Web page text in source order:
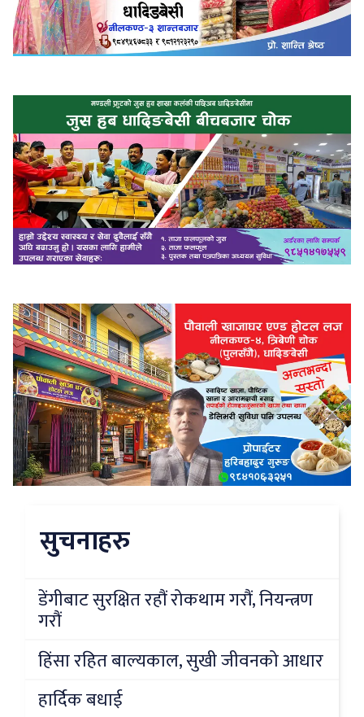
सुचनाहरु
डेंगीबाट सुरक्षित रहौं रोकथाम गरौं, नियन्त्रण
गरौं
हिंसा रहित बाल्यकाल, सुखी जीवनको आधार
हार्दिक बधाई